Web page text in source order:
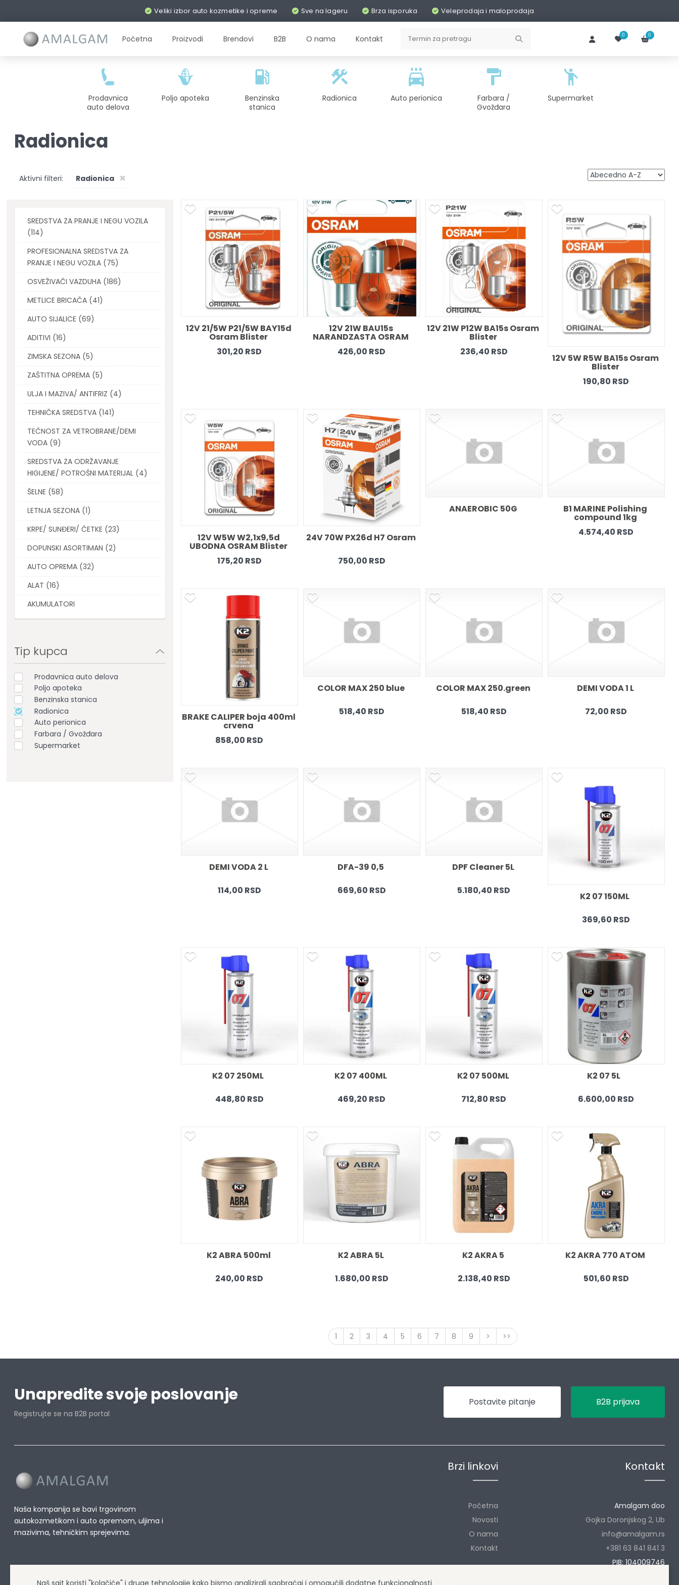
Veliki izbor auto kozmetike i opreme Sve na lageru Brza isporuka Veleprodaja i maloprodaja
Početna Proizvodi Brendovi B2B O nama Kontakt 0
0
Prodavnica
auto delova
Poljo apoteka
Benzinska
stanica
Radionica Auto perionica
Farbara /
Gvožđara
Supermarket
Radionica
Aktivni filteri: ×
Radionica
SREDSTVA ZA PRANJE I NEGU VOZILA
(114)
PROFESIONALNA SREDSTVA ZA
PRANJE I NEGU VOZILA (75)
OSVEŽIVAČI VAZDUHA (186)
METLICE BRICAČA (41)
AUTO SIJALICE (69)
ADITIVI (16)
ZIMSKA SEZONA (5)
ZAŠTITNA OPREMA (5)
ULJA I MAZIVA/ ANTIFRIZ (4)
TEHNIČKA SREDSTVA (141)
TEČNOST ZA VETROBRANE/DEMI
VODA (9)
SREDSTVA ZA ODRŽAVANJE
HIGIJENE/ POTROŠNI MATERIJAL (4)
ŠELNE (58)
LETNJA SEZONA (1)
KRPE/ SUNĐERI/ ČETKE (23)
DOPUNSKI ASORTIMAN (2)
AUTO OPREMA (32)
ALAT (16)
AKUMULATORI
Tip kupca
Prodavnica auto delova
Poljo apoteka
Benzinska stanica
Radionica
Auto perionica
Farbara / Gvožđara
Supermarket
12V 21/5W P21/5W BAY15d
Osram Blister
301,20 RSD
12V 21W BAU15s
NARANDZASTA OSRAM
Blister
426,00 RSD
12V 21W P12W BA15s Osram
Blister
236,40 RSD
12V 5W R5W BA15s Osram
Blister
190,80 RSD
12V W5W W2,1x9,5d
UBODNA OSRAM Blister
175,20 RSD
24V 70W PX26d H7 Osram
750,00 RSD
ANAEROBIC 50G B1 MARINE Polishing
compound 1kg
4.574,40 RSD
BRAKE CALIPER boja 400ml
crvena
858,00 RSD
COLOR MAX 250 blue
518,40 RSD
COLOR MAX 250.green
518,40 RSD
DEMI VODA 1 L
72,00 RSD
DEMI VODA 2 L
114,00 RSD
DFA-39 0,5
669,60 RSD
DPF Cleaner 5L
5.180,40 RSD
K2 07 150ML
369,60 RSD
K2 07 250ML
448,80 RSD
K2 07 400ML
469,20 RSD
K2 07 500ML
712,80 RSD
K2 07 5L
6.600,00 RSD
K2 ABRA 500ml
240,00 RSD
K2 ABRA 5L
1.680,00 RSD
K2 AKRA 5
2.138,40 RSD
K2 AKRA 770 ATOM
501,60 RSD
1 2 3 4 5 6 7 8 9 > >>
Unapredite svoje poslovanje
Registrujte se na B2B portal
Postavite pitanje B2B prijava
Naša kompanija se bavi trgovinom
autokozmetikom i auto opremom, uljima i
mazivima, tehničkim sprejevima.
Brzi linkovi
Početna
Novosti
O nama
Kontakt
Kontakt
Amalgam doo
Gojka Doronjskog 2, Ub
info@amalgam.rs
+381 63 841 841 3
PIB: 104009746
Naš sajt koristi "kolačiće" i druge tehnologije kako bismo analizirali saobraćaj i omogućili dodatne funkcionalnosti